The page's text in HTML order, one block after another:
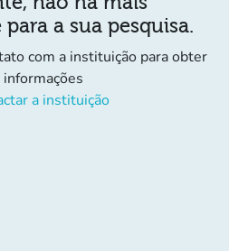
a sua pesquisa.
com a instituição para obter
informações
a instituição